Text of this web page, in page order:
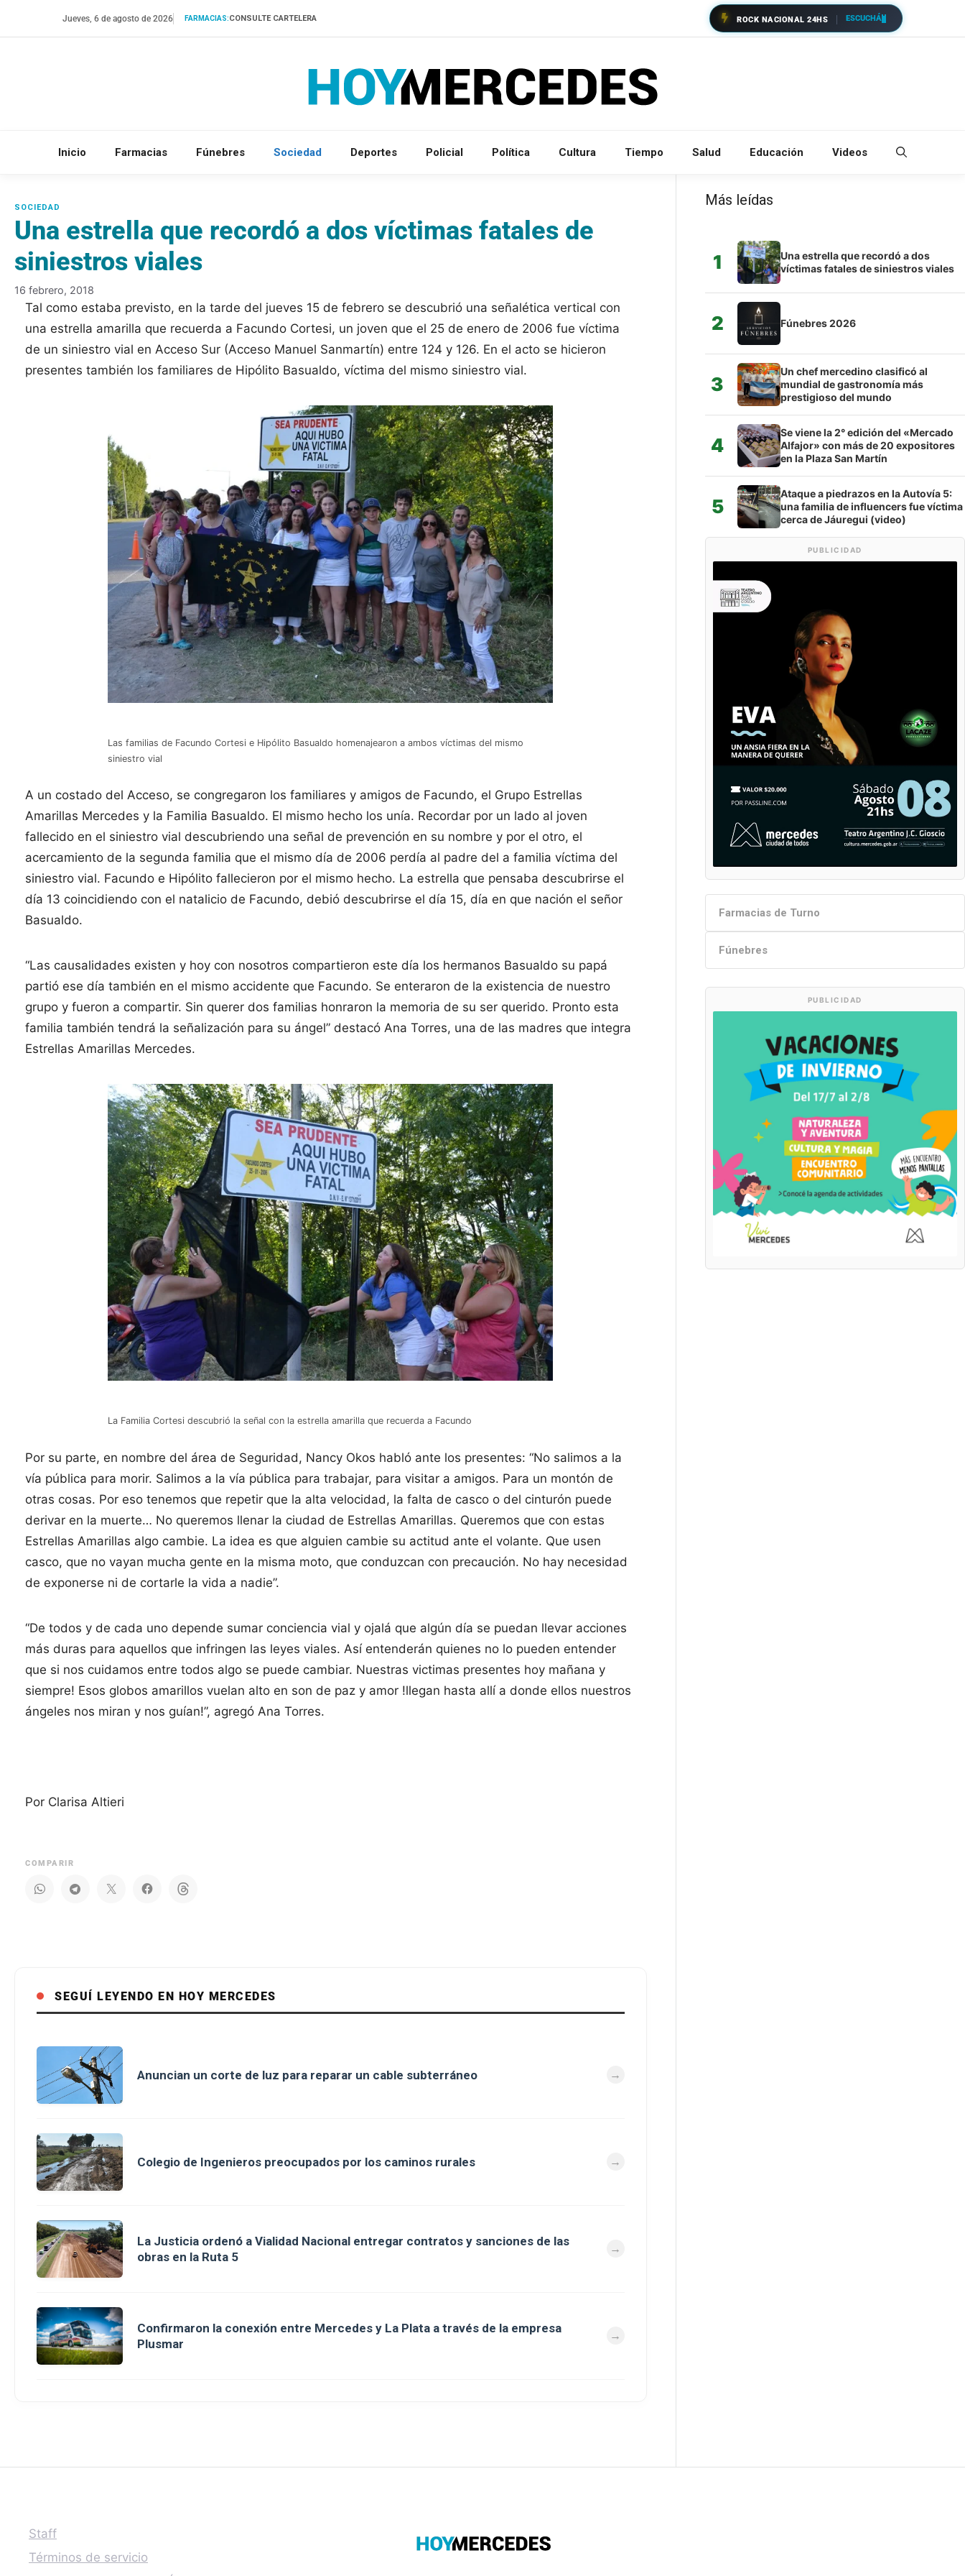
Jueves, 6 de agosto de 2026 FARMACIAS:CONSULTE CARTELERA ROCK NACIONAL 24HS ESCUCHÁ
Inicio Farmacias Fúnebres Sociedad Deportes Policial Política Cultura Tiempo Salud Educación Videos
Una estrella que recordó a dos víctimas fatales de
siniestros viales
16 febrero, 2018
Tal como estaba previsto, en la tarde del jueves 15 de febrero se descubrió una señalética vertical con
una estrella amarilla que recuerda a Facundo Cortesi, un joven que el 25 de enero de 2006 fue víctima
de un siniestro vial en Acceso Sur (Acceso Manuel Sanmartín) entre 124 y 126. En el acto se hicieron
presentes también los familiares de Hipólito Basualdo, víctima del mismo siniestro vial.
Las familias de Facundo Cortesi e Hipólito Basualdo homenajearon a ambos víctimas del mismo
siniestro vial
A un costado del Acceso, se congregaron los familiares y amigos de Facundo, el Grupo Estrellas
Amarillas Mercedes y la Familia Basualdo. El mismo hecho los unía. Recordar por un lado al joven
fallecido en el siniestro vial descubriendo una señal de prevención en su nombre y por el otro, el
acercamiento de la segunda familia que el mismo día de 2006 perdía al padre del a familia víctima del
siniestro vial. Facundo e Hipólito fallecieron por el mismo hecho. La estrella que pensaba descubrirse el
día 13 coincidiendo con el natalicio de Facundo, debió descubrirse el día 15, día en que nación el señor
Basualdo.
“Las causalidades existen y hoy con nosotros compartieron este día los hermanos Basualdo su papá
partió ese día también en el mismo accidente que Facundo. Se enteraron de la existencia de nuestro
grupo y fueron a compartir. Sin querer dos familias honraron la memoria de su ser querido. Pronto esta
familia también tendrá la señalización para su ángel” destacó Ana Torres, una de las madres que integra
Estrellas Amarillas Mercedes.
La Familia Cortesi descubrió la señal con la estrella amarilla que recuerda a Facundo
Por su parte, en nombre del área de Seguridad, Nancy Okos habló ante los presentes: “No salimos a la
vía pública para morir. Salimos a la vía pública para trabajar, para visitar a amigos. Para un montón de
otras cosas. Por eso tenemos que repetir que la alta velocidad, la falta de casco o del cinturón puede
derivar en la muerte… No queremos llenar la ciudad de Estrellas Amarillas. Queremos que con estas
Estrellas Amarillas algo cambie. La idea es que alguien cambie su actitud ante el volante. Que usen
casco, que no vayan mucha gente en la misma moto, que conduzcan con precaución. No hay necesidad
de exponerse ni de cortarle la vida a nadie”.
“De todos y de cada uno depende sumar conciencia vial y ojalá que algún día se puedan llevar acciones
más duras para aquellos que infringen las leyes viales. Así entenderán quienes no lo pueden entender
que si nos cuidamos entre todos algo se puede cambiar. Nuestras victimas presentes hoy mañana y
siempre! Esos globos amarillos vuelan alto en son de paz y amor !llegan hasta allí a donde ellos nuestros
ángeles nos miran y nos guían!”, agregó Ana Torres.
Por Clarisa Altieri
COMPARIR
SEGUÍ LEYENDO EN HOY MERCEDES
Anuncian un corte de luz para reparar un cable subterráneo
Colegio de Ingenieros preocupados por los caminos rurales
La Justicia ordenó a Vialidad Nacional entregar contratos y sanciones de las
obras en la Ruta 5
Confirmaron la conexión entre Mercedes y La Plata a través de la empresa
Plusmar
Más leídas
1
Una estrella que recordó a dos
víctimas fatales de siniestros viales
2 Fúnebres 2026
3
Un chef mercedino clasificó al
mundial de gastronomía más
prestigioso del mundo
4
Se viene la 2° edición del «Mercado
Alfajor» con más de 20 expositores
en la Plaza San Martín
5
Ataque a piedrazos en la Autovía 5:
una familia de influencers fue víctima
cerca de Jáuregui (video)
PUBLICIDAD
Farmacias de Turno
Fúnebres
PUBLICIDAD
Staff
Términos de servicio